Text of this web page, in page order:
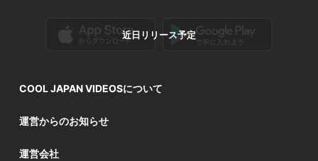
近日リリース予定
COOL JAPAN VIDEOSについて
運営からのお知らせ
運営会社